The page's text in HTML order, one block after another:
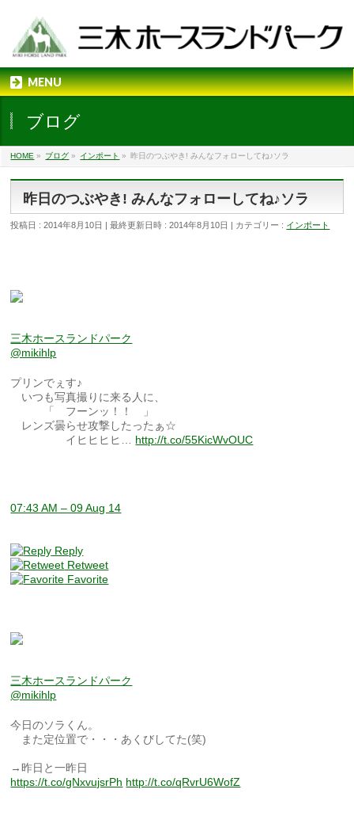
MENU
ブログ
HOME » ブログ » インポート » 昨日のつぶやき! みんなフォローしてね♪ソラ
昨日のつぶやき! みんなフォローしてね♪ソラ
投稿日 : 2014年8月10日 最終更新日時 : 2014年8月10日 カテゴリー : インポート
三木ホースランドパーク
@mikihlp
プリンでぇす♪
いつも写真撮りに来る人に、
「 フーンッ！！ 」
レンズ曇らせ攻撃したったぁ☆
イヒヒヒヒ… http://t.co/55KicWvOUC
07:43 AM – 09 Aug 14
Reply
Retweet
Favorite
三木ホースランドパーク
@mikihlp
今日のソラくん。
また定位置で・・・あくびしてた(笑)
→昨日と一昨日
https://t.co/gNxvujsrPh http://t.co/qRvrU6WofZ